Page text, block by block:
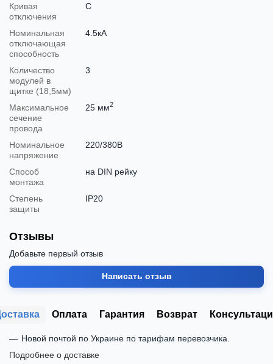
Кривая
отключения
C
Номинальная
отключающая
способность
4.5кА
Количество
модулей в
щитке (18,5мм)
3
Максимальное
сечение
провода
25 мм2
Номинальное
напряжение
220/380В
Способ
монтажа
на DIN рейку
Степень
защиты
IP20
Отзывы
Добавьте первый отзыв
Написать отзыв
Оплата Гарантия Возврат
Новой почтой по Украине по тарифам перевозчика.
Подробнее о доставке